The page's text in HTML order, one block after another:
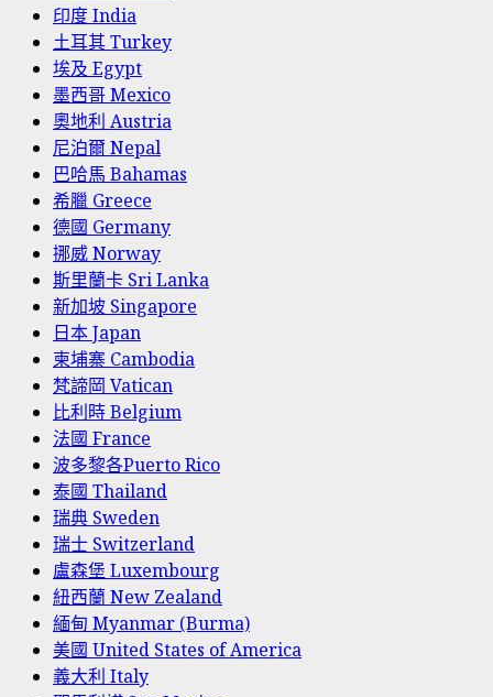
印度 India
土耳其 Turkey
埃及 Egypt
墨西哥 Mexico
奧地利 Austria
尼泊爾 Nepal
巴哈馬 Bahamas
希臘 Greece
德國 Germany
挪威 Norway
斯里蘭卡 Sri Lanka
新加坡 Singapore
日本 Japan
柬埔寨 Cambodia
梵諦岡 Vatican
比利時 Belgium
法國 France
波多黎各Puerto Rico
泰國 Thailand
瑞典 Sweden
瑞士 Switzerland
盧森堡 Luxembourg
紐西蘭 New Zealand
緬甸 Myanmar (Burma)
美國 United States of America
義大利 Italy